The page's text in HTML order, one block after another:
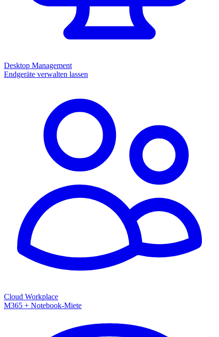
Desktop Management
Endgeräte verwalten lassen
Cloud Workplace
M365 + Notebook-Miete